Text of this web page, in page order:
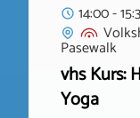
14:00 -
Pasewalk
vhs Kurs:
Yoga